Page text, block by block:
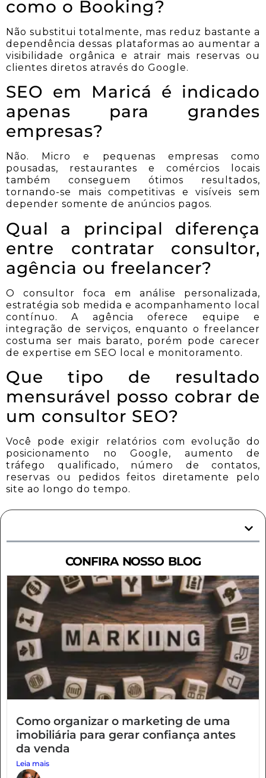
como o Booking?
Não substitui totalmente, mas reduz bastante a
dependência dessas plataformas ao aumentar a
visibilidade orgânica e atrair mais reservas ou
clientes diretos através do Google.
SEO em Maricá é indicado
apenas para grandes
empresas?
Não. Micro e pequenas empresas como
pousadas, restaurantes e comércios locais
também conseguem ótimos resultados,
tornando-se mais competitivas e visíveis sem
depender somente de anúncios pagos.
Qual a principal diferença
entre contratar consultor,
agência ou freelancer?
O consultor foca em análise personalizada,
estratégia sob medida e acompanhamento local
contínuo. A agência oferece equipe e
integração de serviços, enquanto o freelancer
costuma ser mais barato, porém pode carecer
de expertise em SEO local e monitoramento.
Que tipo de resultado
mensurável posso cobrar de
um consultor SEO?
Você pode exigir relatórios com evolução do
posicionamento no Google, aumento de
tráfego qualificado, número de contatos,
reservas ou pedidos feitos diretamente pelo
site ao longo do tempo.
CONFIRA NOSSO BLOG
Como organizar o marketing de uma
imobiliária para gerar confiança antes
da venda
Leia mais